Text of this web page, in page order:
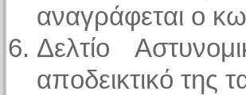
αναγράφεται ο
Δελτίο
αποδεικτικό της